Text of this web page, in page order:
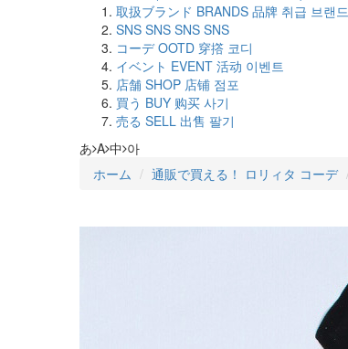
取扱ブランド BRANDS 品牌 취급 브랜드
SNS SNS SNS SNS
コーデ OOTD 穿撘 코디
イベント EVENT 活动 이벤트
店舗 SHOP 店铺 점포
買う BUY 购买 사기
売る SELL 出售 팔기
あ A 中 아
ホーム
通販で買える！ ロリィタ コーデ